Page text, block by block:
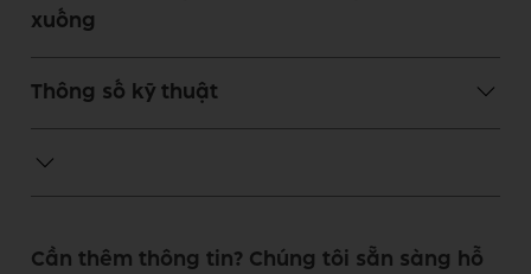
xuống
Thông số kỹ thuật
Cần thêm thông tin? Chúng tôi sẵn sàng hỗ